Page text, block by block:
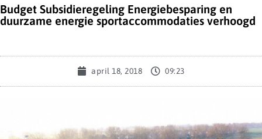
Budget Subsidieregeling Energiebesparing en
duurzame energie sportaccommodaties verhoogd
april 18, 2018 09:23